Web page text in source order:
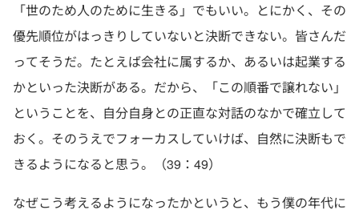
「世のため人のために生きる」でもいい。とにかく、その
優先順位がはっきりしていないと決断できない。皆さんだ
ってそうだ。たとえば会社に属するか、あるいは起業する
かといった決断がある。だから、「この順番で譲れない」
ということを、自分自身との正直な対話のなかで確立して
おく。そのうえでフォーカスしていけば、自然に決断もで
きるようになると思う。（39：49）
なぜこう考えるようになったかというと、もう僕の年代に